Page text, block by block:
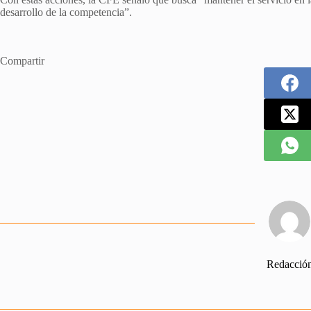
desarrollo de la competencia”.
Compartir